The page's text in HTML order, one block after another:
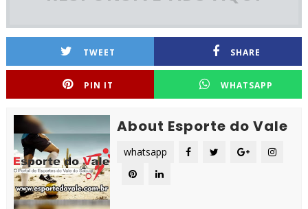
TWEET SHARE
PIN IT WHATSAPP
About Esporte do Vale
whatsapp